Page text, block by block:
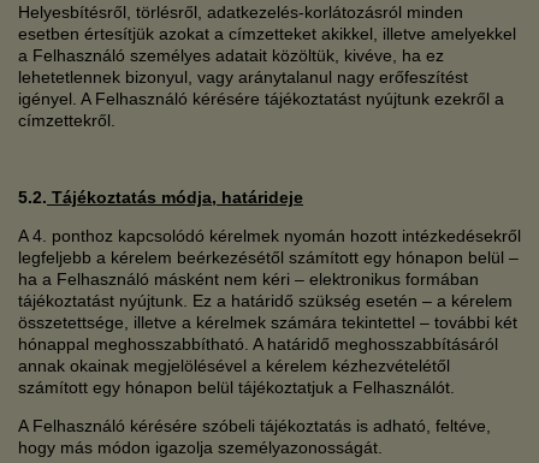
Helyesbítésről, törlésről, adatkezelés-korlátozásról minden
esetben értesítjük azokat a címzetteket akikkel, illetve amelyekkel
a Felhasználó személyes adatait közöltük, kivéve, ha ez
lehetetlennek bizonyul, vagy aránytalanul nagy erőfeszítést
igényel. A Felhasználó kérésére tájékoztatást nyújtunk ezekről a
címzettekről.
5.2. Tájékoztatás módja, határideje
A 4. ponthoz kapcsolódó kérelmek nyomán hozott intézkedésekről
legfeljebb a kérelem beérkezésétől számított egy hónapon belül –
ha a Felhasználó másként nem kéri – elektronikus formában
tájékoztatást nyújtunk. Ez a határidő szükség esetén – a kérelem
összetettsége, illetve a kérelmek számára tekintettel – további két
hónappal meghosszabbítható. A határidő meghosszabbításáról
annak okainak megjelölésével a kérelem kézhezvételétől
számított egy hónapon belül tájékoztatjuk a Felhasználót.
A Felhasználó kérésére szóbeli tájékoztatás is adható, feltéve,
hogy más módon igazolja személyazonosságát.